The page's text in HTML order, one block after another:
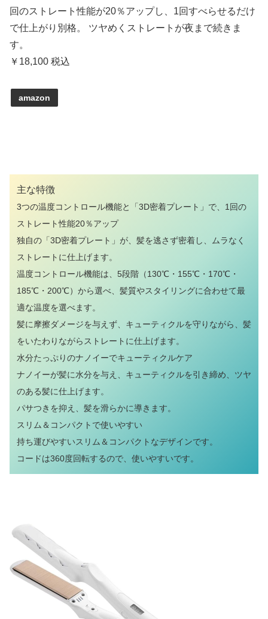
回のストレート性能が20％アップし、1回すべらせるだけ
で仕上がり別格。 ツヤめくストレートが夜まで続きま
す。
￥18,100 税込
amazon
主な特徴
3つの温度コントロール機能と「3D密着プレート」で、1回の
ストレート性能20％アップ
独自の「3D密着プレート」が、髪を逃さず密着し、ムラなく
ストレートに仕上げます。
温度コントロール機能は、5段階（130℃・155℃・170℃・
185℃・200℃）から選べ、髪質やスタイリングに合わせて最
適な温度を選べます。
髪に摩擦ダメージを与えず、キューティクルを守りながら、髪
をいたわりながらストレートに仕上げます。
水分たっぷりのナノイーでキューティクルケア
ナノイーが髪に水分を与え、キューティクルを引き締め、ツヤ
のある髪に仕上げます。
パサつきを抑え、髪を滑らかに導きます。
スリム＆コンパクトで使いやすい
持ち運びやすいスリム＆コンパクトなデザインです。
コードは360度回転するので、使いやすいです。